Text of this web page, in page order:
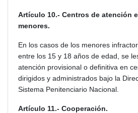
Artículo 10.- Centros de atención
menores.
En los casos de los menores
entre los 15 y 18 años de edad, se
atención provisional o definitiva en
dirigidos y administrados bajo la
Sistema Penitenciario Nacional.
Artículo 11.- Cooperación.